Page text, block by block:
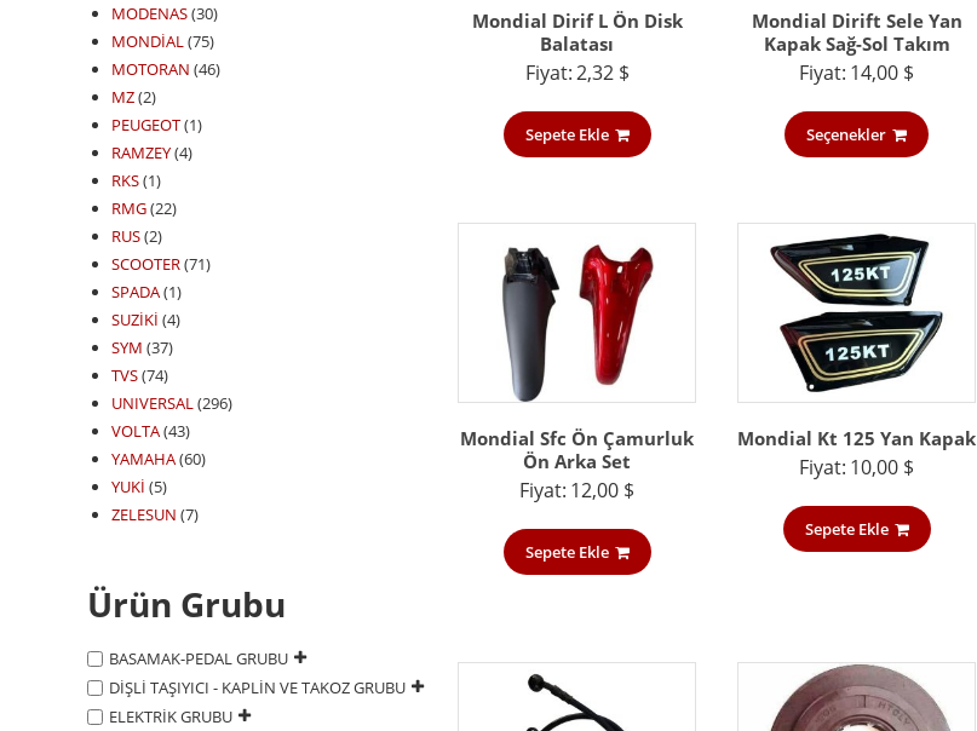
Mondial Dirif L Ön Disk
Balatası
Fiyat:2,32 $
Sepete Ekle
Mondial Dirift Sele Yan
Kapak Sağ-Sol Takım
Fiyat: 14,00 $
Seçenekler
Mondial Sfc Ön Çamurluk
Ön Arka Set
Fiyat: 12,00 $
Sepete Ekle
Mondial Kt 125 Yan Kapak
Fiyat: 10,00 $
Sepete Ekle
MODENAS(30)
MONDİAL(75)
MOTORAN (46)
MZ(2)
PEUGEOT(1)
RAMZEY(4)
RKS(1)
RMG(22)
RUS(2)
SCOOTER(71)
SPADA(1)
SUZİKİ (4)
SYM (37)
TVS(74)
UNIVERSAL(296)
VOLTA(43)
YAMAHA(60)
YUKİ (5)
ZELESUN (7)
Ürün Grubu
BASAMAK-PEDAL GRUBU
DİŞLİ TAŞIYICI - KAPLİN VE TAKOZ GRUBU
ELEKTRİK GRUBU